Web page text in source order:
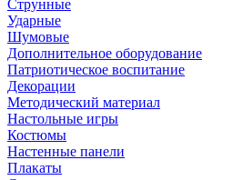
Струнные
Ударные
Шумовые
Дополнительное оборудование
Патриотическое воспитание
Декорации
Методический материал
Настольные игры
Костюмы
Настенные панели
Плакаты